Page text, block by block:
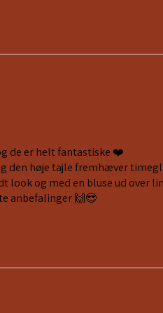
de er helt fantastiske ❤️
den høje tajle fremhæver
look og med en bluse ud over
anbefalinger 🙌😎